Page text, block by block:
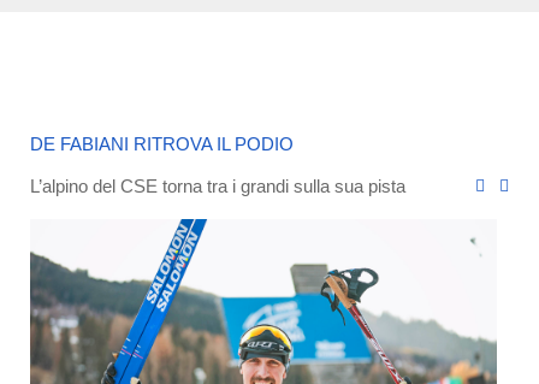
DE FABIANI RITROVA IL PODIO
L’alpino del CSE torna tra i grandi sulla sua pista